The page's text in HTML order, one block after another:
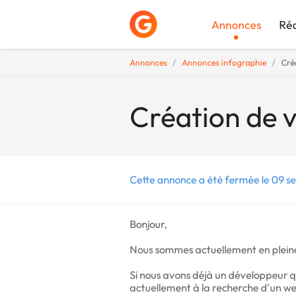
Annonces
Annonces Annonces infographie
Création de
Cette annonce a été fermée le 09
Bonjour,
Nous sommes actuellement en
Si nous avons déjà un développeur
actuellement à la recherche d'un